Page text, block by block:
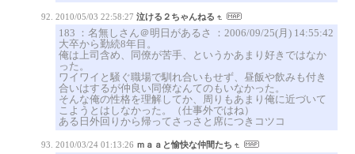
2010/05/03 22:58:27 泣ける２ちゃんねる
183 ：名無しさん＠明日があるさ ：2006/09/25(月) 14:55:42
大卒から勤続8年目。
俺は上司含め、同僚が苦手、というかあまり好きではなか
った。
ワイワイと騒ぐ職場で馴れ合いもせず、昼飯や飲みも付き
合いはするが仲良い同僚なんてのもいなかった。
そんな俺の性格を理解してか、周りもあまり俺に近づいて
こようとはしなかった。（仕事外ではね）
ある日外回りから帰ってさっさと席につきコツコ
2010/03/24 01:13:26 ｍａａと愉快な仲間たち